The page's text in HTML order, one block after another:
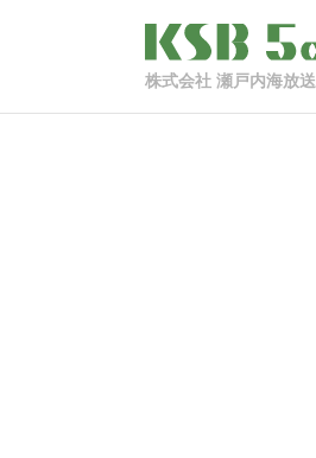
株式会社 瀬戸内海放送